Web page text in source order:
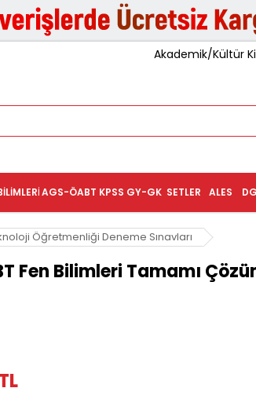
Akademik/Kültür
ALES
SETLER
KPSS GY-GK
AGS-ÖABT
Öğretmenliği Deneme Sınavları
Fen Bilimleri Tamamı